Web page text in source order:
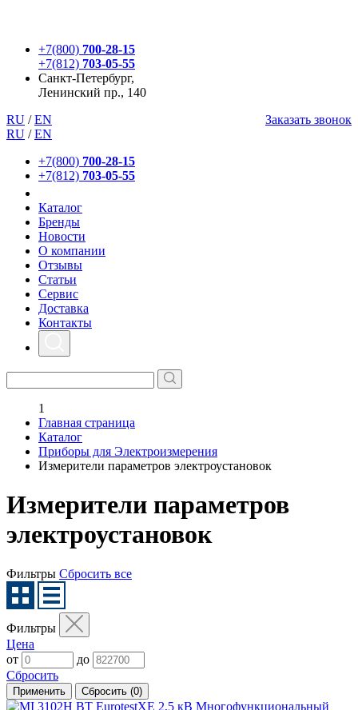
+7(800) 700-28-15
+7(812) 703-05-55
Санкт-Петербург,
Ленинский пр., 140
RU / EN
Заказать звонок
RU / EN
+7(800) 700-28-15
+7(812) 703-05-55
Каталог
Бренды
Новости
О компании
Отзывы
Статьи
Сервис
Доставка
Контакты
1
Главная страница
Каталог
Приборы для Электроизмерения
Измерители параметров электроустановок
Измерители параметров
электроустановок
Фильтры Сбросить все
Фильтры
Цена
от
до
Сбросить
Применить Сбросить (0)